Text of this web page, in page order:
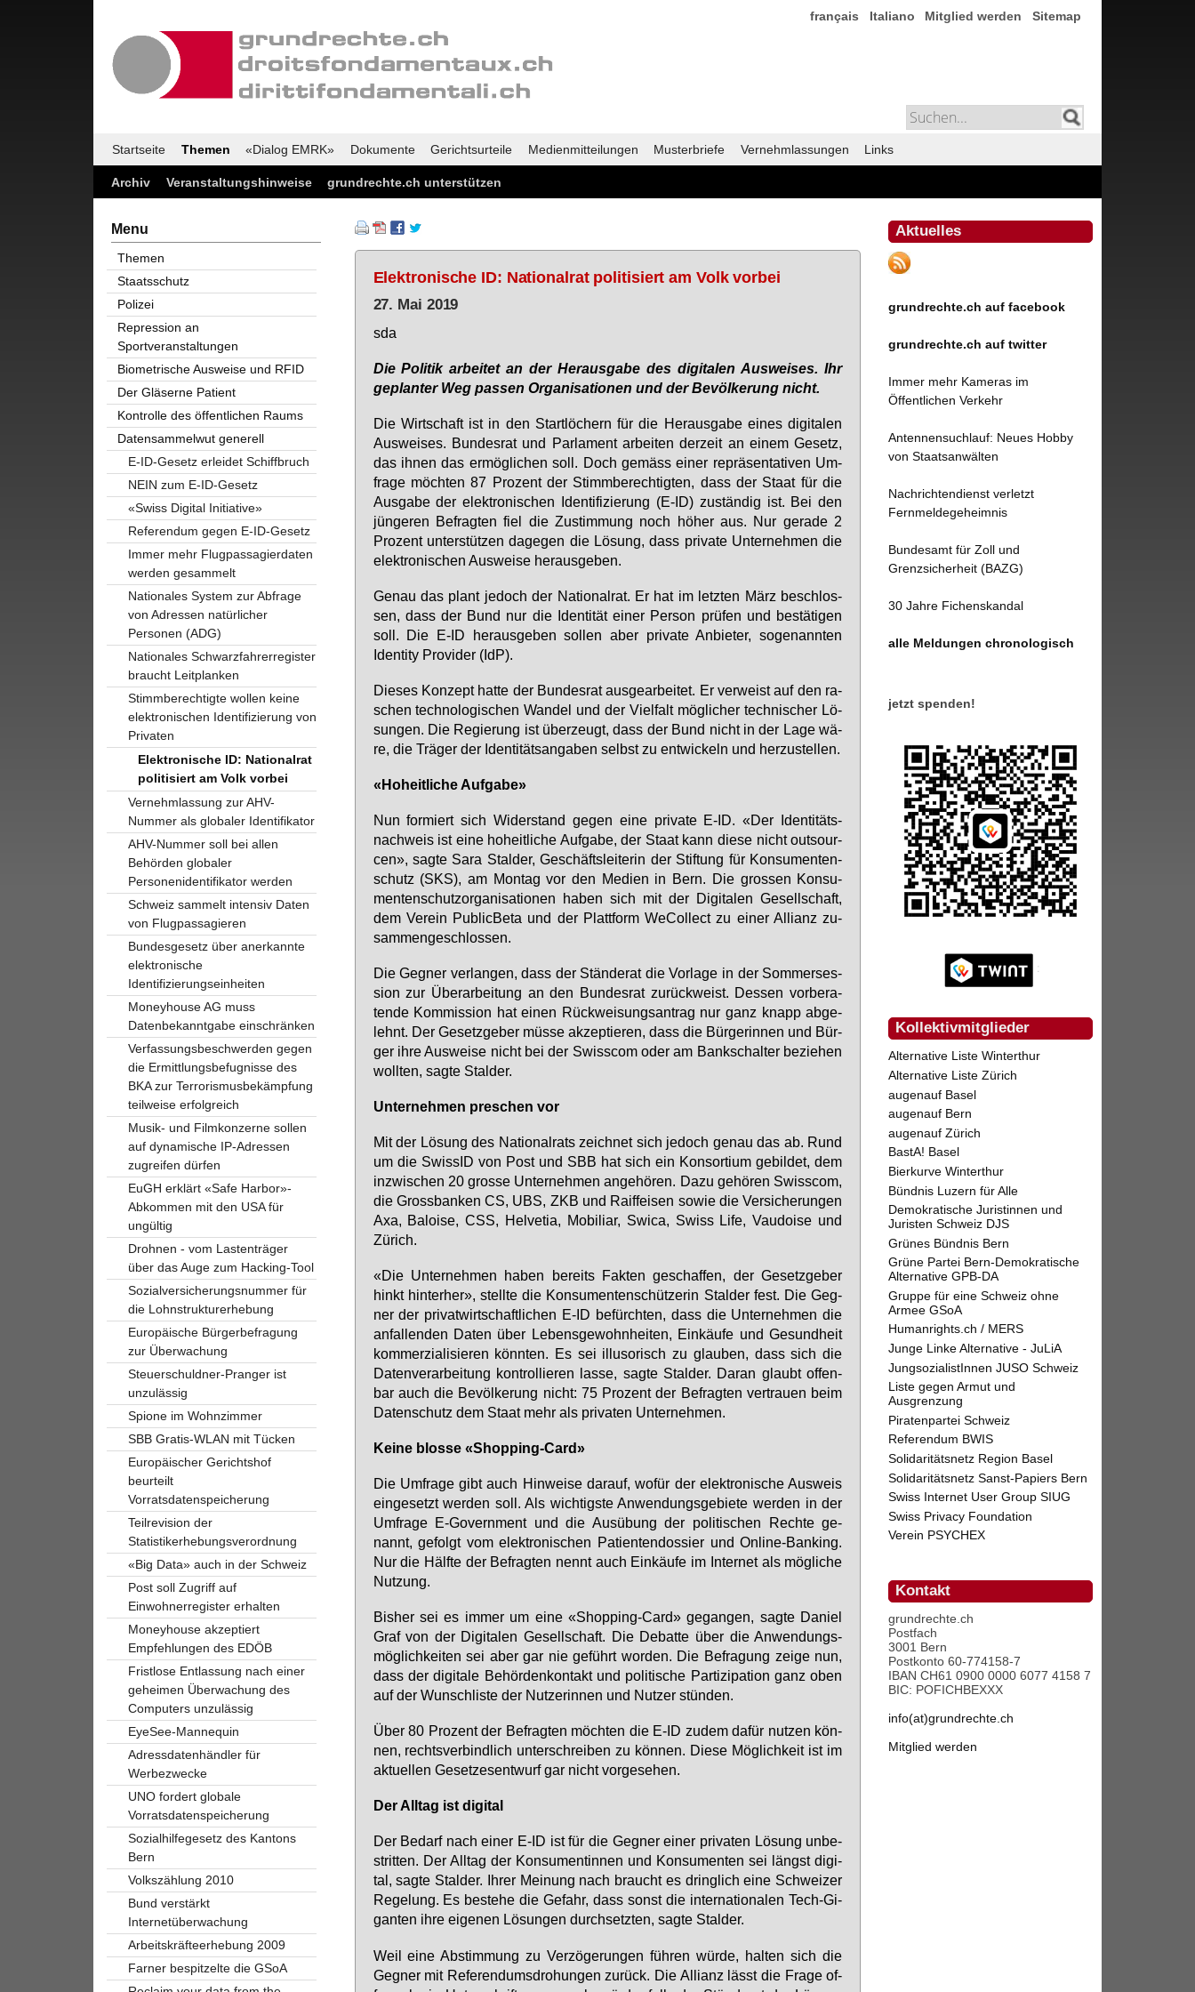
français Italiano Mitglied werden Sitemap
Startseite Themen «Dialog EMRK» Dokumente Gerichtsurteile Medienmitteilungen Musterbriefe Vernehmlassungen Links
Archiv Veranstaltungshinweise grundrechte.ch unterstützen
Elektronische ID: Nationalrat politisiert am Volk vorbei
27. Mai 2019
sda
Die Po­li­tik ar­bei­tet an der Her­aus­ga­be des di­gi­ta­len Aus­wei­ses. Ihr
ge­plan­ter Weg pas­sen Or­ga­ni­sa­tio­nen und der Be­völ­ke­rung nicht.
Die Wirt­schaft ist in den Start­lö­chern für die Her­aus­ga­be ei­nes di­gi­ta­len
Aus­wei­ses. Bun­des­rat und Par­la­ment ar­bei­ten der­zeit an ei­nem Ge­setz,
das ih­nen das er­mög­li­chen soll. Doch ge­mäss ei­ner re­prä­sen­ta­ti­ven Um­
fra­ge möch­ten 87 Pro­zent der Stimm­be­rech­tig­ten, dass der Staat für die
Aus­ga­be der elek­tro­ni­schen Iden­ti­fi­zie­rung (E-ID) zu­stän­dig ist. Bei den
jün­ge­ren Be­frag­ten fiel die Zu­stim­mung noch hö­her aus. Nur ge­ra­de 2
Pro­zent un­ter­stüt­zen da­ge­gen die Lö­sung, dass pri­va­te Un­ter­neh­men die
elek­tro­ni­schen Aus­wei­se her­aus­ge­ben.
Ge­nau das plant je­doch der Na­tio­nal­rat. Er hat im letz­ten März be­schlos­
sen, dass der Bund nur die Iden­ti­tät ei­ner Per­son prü­fen und be­stä­ti­gen
soll. Die E-ID her­aus­ge­ben sol­len aber pri­va­te An­bie­ter, so­ge­nann­ten
Iden­ti­ty Pro­vi­der (IdP).
Die­ses Kon­zept hat­te der Bun­des­rat aus­ge­ar­bei­tet. Er ver­weist auf den ra­
schen tech­no­lo­gi­schen Wan­del und der Viel­falt mög­li­cher tech­ni­scher Lö­
sun­gen. Die Re­gie­rung ist über­zeugt, dass der Bund nicht in der La­ge wä­
re, die Trä­ger der Iden­ti­täts­an­ga­ben selbst zu ent­wi­ckeln und her­zu­stel­len.
«Ho­heit­li­che Auf­ga­be»
Nun for­miert sich Wi­der­stand ge­gen ei­ne pri­va­te E-ID. «Der Iden­ti­täts­
nach­weis ist ei­ne ho­heit­li­che Auf­ga­be, der Staat kann die­se nicht out­sour­
cen», sag­te Sa­ra Stal­der, Ge­schäfts­lei­te­rin der Stif­tung für Kon­su­men­ten­
schutz (SKS), am Mon­tag vor den Me­di­en in Bern. Die gros­sen Kon­su­
men­ten­schutz­or­ga­ni­sa­tio­nen ha­ben sich mit der Di­gi­ta­len Ge­sell­schaft,
dem Ver­ein Pu­bli­c­Be­ta und der Platt­form We­Collect zu ei­ner Al­li­anz zu­
sam­men­ge­schlos­sen.
Die Geg­ner ver­lan­gen, dass der Stän­de­rat die Vor­la­ge in der Som­mer­ses­
si­on zur Über­ar­bei­tung an den Bun­des­rat zu­rück­weist. Des­sen vor­be­ra­
ten­de Kom­mis­si­on hat ei­nen Rück­wei­sungs­an­trag nur ganz knapp ab­ge­
lehnt. Der Ge­setz­ge­ber müs­se ak­zep­tie­ren, dass die Bür­ge­rin­nen und Bür­
ger ih­re Aus­wei­se nicht bei der Swiss­com oder am Bank­schal­ter be­zie­hen
woll­ten, sag­te Stal­der.
Un­ter­neh­men pre­schen vor
Mit der Lö­sung des Na­tio­nal­rats zeich­net sich je­doch ge­nau das ab. Rund
um die Swis­sID von Post und SBB hat sich ein Kon­sor­ti­um ge­bil­det, dem
in­zwi­schen 20 gros­se Un­ter­neh­men an­ge­hö­ren. Da­zu ge­hö­ren Swiss­com,
die Gross­ban­ken CS, UBS, ZKB und Raiff­ei­sen so­wie die Ver­si­che­run­gen
Axa, Ba­loi­se, CSS, Hel­ve­tia, Mo­bi­li­ar, Swi­ca, Swiss Life, Vau­doi­se und
Zü­rich.
«Die Un­ter­neh­men ha­ben be­reits Fak­ten ge­schaf­fen, der Ge­setz­ge­ber
hinkt hin­ter­her», stell­te die Kon­su­men­ten­schüt­ze­rin Stal­der fest. Die Geg­
ner der pri­vat­wirt­schaft­li­chen E-ID be­fürch­ten, dass die Un­ter­neh­men die
an­fal­len­den Da­ten über Le­bens­ge­wohn­hei­ten, Ein­käu­fe und Ge­sund­heit
kom­mer­zia­li­sie­ren könn­ten. Es sei il­lu­so­risch zu glau­ben, dass sich die
Da­ten­ver­ar­bei­tung kon­trol­lie­ren las­se, sag­te Stal­der. Dar­an glaubt of­fen­
bar auch die Be­völ­ke­rung nicht: 75 Pro­zent der Be­frag­ten ver­trau­en beim
Da­ten­schutz dem Staat mehr als pri­va­ten Un­ter­neh­men.
Kei­ne blos­se «Shop­ping-Card»
Die Um­fra­ge gibt auch Hin­wei­se dar­auf, wo­für der elek­tro­ni­sche Aus­weis
ein­ge­setzt wer­den soll. Als wich­tigs­te An­wen­dungs­ge­bie­te wer­den in der
Um­fra­ge E-Go­vern­ment und die Aus­übung der po­li­ti­schen Rech­te ge­
nannt, ge­folgt vom elek­tro­ni­schen Pa­ti­en­ten­dos­sier und On­line-Ban­king.
Nur die Hälf­te der Be­frag­ten nennt auch Ein­käu­fe im In­ter­net als mög­li­che
Nut­zung.
Bis­her sei es im­mer um ei­ne «Shop­ping-Card» ge­gan­gen, sag­te Da­ni­el
Graf von der Di­gi­ta­len Ge­sell­schaft. Die De­bat­te über die An­wen­dungs­
mög­lich­kei­ten sei aber gar nie ge­führt wor­den. Die Be­fra­gung zei­ge nun,
dass der di­gi­ta­le Be­hör­den­kon­takt und po­li­ti­sche Par­ti­zi­pa­ti­on ganz oben
auf der Wunsch­lis­te der Nut­ze­rin­nen und Nut­zer stün­den.
Über 80 Pro­zent der Be­frag­ten möch­ten die E-ID zu­dem da­für nut­zen kön­
nen, rechts­ver­bind­lich un­ter­schrei­ben zu kön­nen. Die­se Mög­lich­keit ist im
ak­tu­el­len Ge­set­zes­ent­wurf gar nicht vor­ge­se­hen.
Der All­tag ist di­gi­tal
Der Be­darf nach ei­ner E-ID ist für die Geg­ner ei­ner pri­va­ten Lö­sung un­be­
strit­ten. Der All­tag der Kon­su­men­tin­nen und Kon­su­men­ten sei längst di­gi­
tal, sag­te Stal­der. Ih­rer Mei­nung nach braucht es dring­lich ei­ne Schwei­zer
Re­ge­lung. Es be­ste­he die Ge­fahr, dass sonst die in­ter­na­tio­na­len Tech-Gi­
gan­ten ih­re ei­ge­nen Lö­sun­gen durch­setz­ten, sag­te Stal­der.
Weil ei­ne Ab­stim­mung zu Ver­zö­ge­run­gen füh­ren wür­de, hal­ten sich die
Geg­ner mit Re­fe­ren­dums­dro­hun­gen zu­rück. Die Al­li­anz lässt die Fra­ge of­
Aktuelles
grundrechte.ch auf facebook
grundrechte.ch auf twitter
Immer mehr Kameras im
Öffentlichen Verkehr
Antennensuchlauf: Neues Hobby
von Staatsanwälten
Nachrichtendienst verletzt
Fernmeldegeheimnis
Bundesamt für Zoll und
Grenzsicherheit (BAZG)
30 Jahre Fichenskandal
alle Meldungen chronologisch
jetzt spenden!
Kollektivmitglieder
Alternative Liste Winterthur
Alternative Liste Zürich
augenauf Basel
augenauf Bern
augenauf Zürich
BastA! Basel
Bierkurve Winterthur
Bündnis Luzern für Alle
Demokratische Juristinnen und
Juristen Schweiz DJS
Grünes Bündnis Bern
Grüne Partei Bern-Demokratische
Alternative GPB-DA
Gruppe für eine Schweiz ohne
Armee GSoA
Humanrights.ch / MERS
Junge Linke Alternative - JuLiA
JungsozialistInnen JUSO Schweiz
Liste gegen Armut und
Ausgrenzung
Piratenpartei Schweiz
Referendum BWIS
Solidaritätsnetz Region Basel
Solidaritätsnetz Sanst-Papiers Bern
Swiss Internet User Group SIUG
Swiss Privacy Foundation
Verein PSYCHEX
Kontakt
grundrechte.ch
Postfach
3001 Bern
Postkonto 60-774158-7
IBAN CH61 0900 0000 6077 4158 7
BIC: POFICHBEXXX
info(at)grundrechte.ch
Mitglied werden
Menu
Themen
Staatsschutz
Polizei
Repression an
Sportveranstaltungen
Biometrische Ausweise und RFID
Der Gläserne Patient
Kontrolle des öffentlichen Raums
Datensammelwut generell
E-ID-Gesetz erleidet Schiffbruch
NEIN zum E-ID-Gesetz
«Swiss Digital Initiative»
Referendum gegen E-ID-Gesetz
Immer mehr Flugpassagierdaten
werden gesammelt
Nationales System zur Abfrage
von Adressen natürlicher
Personen (ADG)
Nationales Schwarzfahrerregister
braucht Leitplanken
Stimmberechtigte wollen keine
elektronischen Identifizierung von
Privaten
Elektronische ID: Nationalrat
politisiert am Volk vorbei
Vernehmlassung zur AHV-
Nummer als globaler Identifikator
AHV-Nummer soll bei allen
Behörden globaler
Personenidentifikator werden
Schweiz sammelt intensiv Daten
von Flugpassagieren
Bundesgesetz über anerkannte
elektronische
Identifizierungseinheiten
Moneyhouse AG muss
Datenbekanntgabe einschränken
Verfassungsbeschwerden gegen
die Ermittlungsbefugnisse des
BKA zur Terrorismusbekämpfung
teilweise erfolgreich
Musik- und Filmkonzerne sollen
auf dynamische IP-Adressen
zugreifen dürfen
EuGH erklärt «Safe Harbor»-
Abkommen mit den USA für
ungültig
Drohnen - vom Lastenträger
über das Auge zum Hacking-Tool
Sozialversicherungsnummer für
die Lohnstrukturerhebung
Europäische Bürgerbefragung
zur Überwachung
Steuerschuldner-Pranger ist
unzulässig
Spione im Wohnzimmer
SBB Gratis-WLAN mit Tücken
Europäischer Gerichtshof
beurteilt
Vorratsdatenspeicherung
Teilrevision der
Statistikerhebungsverordnung
«Big Data» auch in der Schweiz
Post soll Zugriff auf
Einwohnerregister erhalten
Moneyhouse akzeptiert
Empfehlungen des EDÖB
Fristlose Entlassung nach einer
geheimen Überwachung des
Computers unzulässig
EyeSee-Mannequin
Adressdatenhändler für
Werbezwecke
UNO fordert globale
Vorratsdatenspeicherung
Sozialhilfegesetz des Kantons
Bern
Volkszählung 2010
Bund verstärkt
Internetüberwachung
Arbeitskräfteerhebung 2009
Farner bespitzelte die GSoA